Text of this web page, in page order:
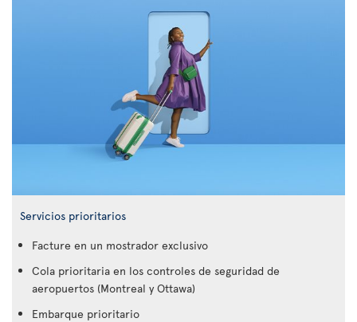
Servicios prioritarios
Facture en un mostrador exclusivo
Cola prioritaria en los controles de seguridad de
aeropuertos (Montreal y Ottawa)
Embarque prioritario